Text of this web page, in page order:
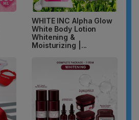
WHITE INC Alpha Glow
White Body Lotion
Whitening &
Moisturizing |...